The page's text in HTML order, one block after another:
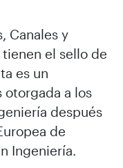
Canales y
el sello de
es un
a los
después
de
Ingeniería.